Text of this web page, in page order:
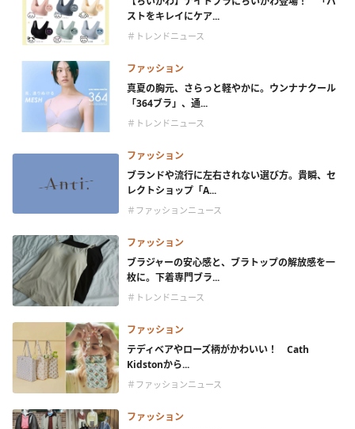
ストをキレイにケア...
＃トレンドニュース
ファッション
真夏の胸元、さらっと軽やかに。ウンナナクール
「364ブラ」、通...
＃トレンドニュース
ファッション
ブランドや流行に左右されない選び方。貴瞬、セ
レクトショップ「A...
＃ファッションニュース
ファッション
ブラジャーの安心感と、ブラトップの解放感を一
枚に。下着専門ブラ...
＃トレンドニュース
ファッション
テディベアやローズ柄がかわいい！ Cath
Kidstonから...
＃ファッションニュース
ファッション